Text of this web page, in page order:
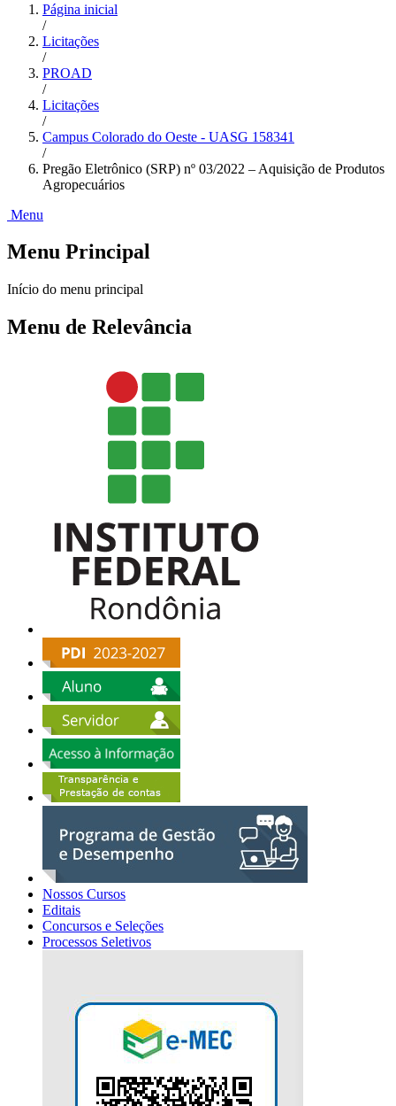
Página inicial
/
Licitações
/
PROAD
/
Licitações
/
Campus Colorado do Oeste - UASG 158341
/
Pregão Eletrônico (SRP) nº 03/2022 – Aquisição de Produtos
Agropecuários
Menu
Menu Principal
Início do menu principal
Menu de Relevância
Nossos Cursos
Editais
Concursos e Seleções
Processos Seletivos